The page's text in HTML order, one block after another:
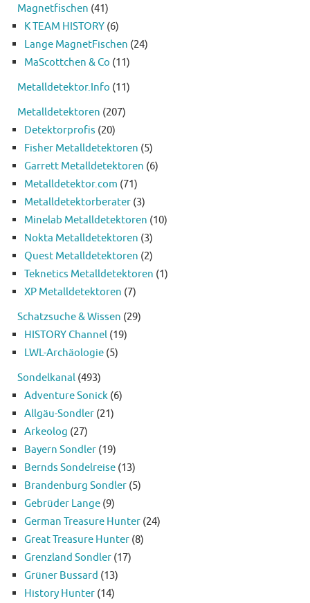
Magnetfischen (41)
K TEAM HISTORY (6)
Lange MagnetFischen (24)
MaScottchen & Co (11)
Metalldetektor.Info (11)
Metalldetektoren (207)
Detektorprofis (20)
Fisher Metalldetektoren (5)
Garrett Metalldetektoren (6)
Metalldetektor.com (71)
Metalldetektorberater (3)
Minelab Metalldetektoren (10)
Nokta Metalldetektoren (3)
Quest Metalldetektoren (2)
Teknetics Metalldetektoren (1)
XP Metalldetektoren (7)
Schatzsuche & Wissen (29)
HISTORY Channel (19)
LWL-Archäologie (5)
Sondelkanal (493)
Adventure Sonick (6)
Allgäu-Sondler (21)
Arkeolog (27)
Bayern Sondler (19)
Bernds Sondelreise (13)
Brandenburg Sondler (5)
Gebrüder Lange (9)
German Treasure Hunter (24)
Great Treasure Hunter (8)
Grenzland Sondler (17)
Grüner Bussard (13)
History Hunter (14)